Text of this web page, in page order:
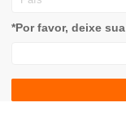
*Por favor, deixe